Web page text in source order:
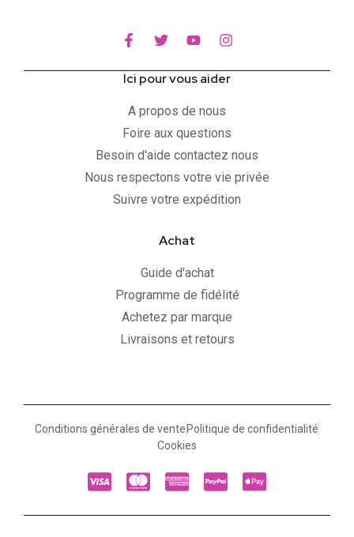
Ici pour vous aider
A propos de nous
Foire aux questions
Besoin d'aide contactez nous
Nous respectons votre vie privée
Suivre votre expédition
Achat
Guide d'achat
Programme de fidélité
Achetez par marque
Livraisons et retours
Conditions générales de vente Politique de confidentialité
Cookies